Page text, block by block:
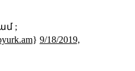
;
} 9/18/2019,